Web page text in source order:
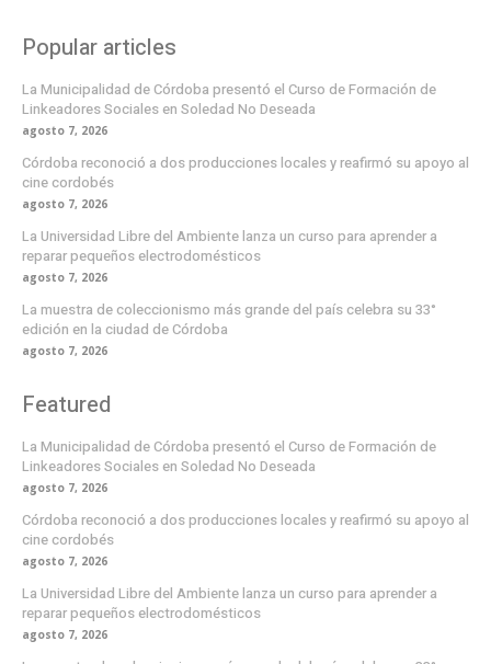
Popular articles
La Municipalidad de Córdoba presentó el Curso de Formación de
Linkeadores Sociales en Soledad No Deseada
agosto 7, 2026
Córdoba reconoció a dos producciones locales y reafirmó su apoyo al
cine cordobés
agosto 7, 2026
La Universidad Libre del Ambiente lanza un curso para aprender a
reparar pequeños electrodomésticos
agosto 7, 2026
La muestra de coleccionismo más grande del país celebra su 33°
edición en la ciudad de Córdoba
agosto 7, 2026
Featured
La Municipalidad de Córdoba presentó el Curso de Formación de
Linkeadores Sociales en Soledad No Deseada
agosto 7, 2026
Córdoba reconoció a dos producciones locales y reafirmó su apoyo al
cine cordobés
agosto 7, 2026
La Universidad Libre del Ambiente lanza un curso para aprender a
reparar pequeños electrodomésticos
agosto 7, 2026